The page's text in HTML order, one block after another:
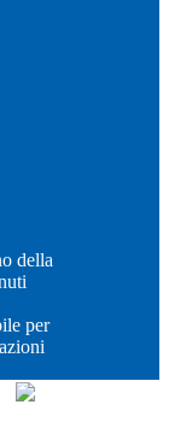
della
per